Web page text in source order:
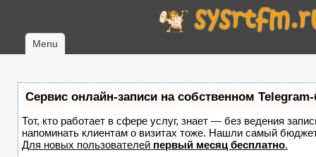
Menu
Сервис онлайн-записи на собственном Telegram-
Тот, кто работает в сфере услуг, знает — без ведения
напоминать клиентам о визитах тоже. Нашли самый
Для новых пользователей первый месяц бесплатно.